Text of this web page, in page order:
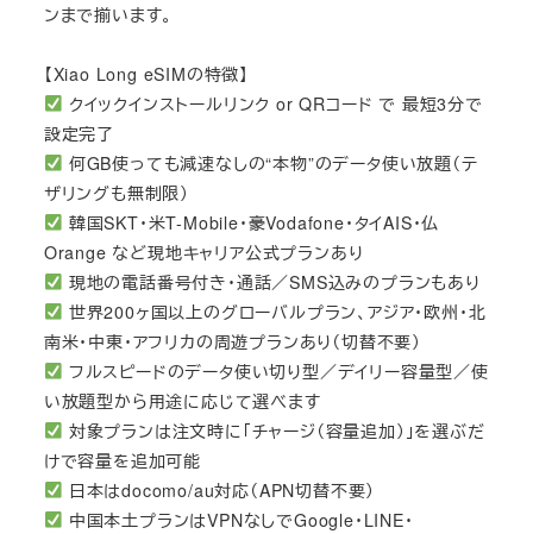
ンまで揃います。
【Xiao Long eSIMの特徴】
クイックインストールリンク or QRコード で 最短3分で
設定完了
何GB使っても減速なしの“本物”のデータ使い放題（テ
ザリングも無制限）
韓国SKT・米T-Mobile・豪Vodafone・タイAIS・仏
Orange など現地キャリア公式プランあり
現地の電話番号付き・通話／SMS込みのプランもあり
世界200ヶ国以上のグローバルプラン、アジア・欧州・北
南米・中東・アフリカの周遊プランあり（切替不要）
フルスピードのデータ使い切り型／デイリー容量型／使
い放題型から用途に応じて選べます
対象プランは注文時に「チャージ（容量追加）」を選ぶだ
けで容量を追加可能
日本はdocomo/au対応（APN切替不要）
中国本土プランはVPNなしでGoogle・LINE・